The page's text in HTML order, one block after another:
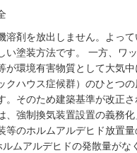
溶剤を放出しません。よって
い塗装方法です。 一方、ワ
が環境有害物質として大気中
クハウス症候群）のひとつ
。そのため建築基準が改正
、強制換気装置設置の義務
等のホルムアルデヒド放置
ムアルデヒドの発散量がな